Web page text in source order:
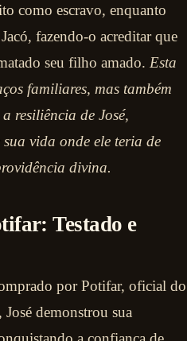
como escravo, enquanto
fazendo-o acreditar que
seu filho amado. Esta
familiares, mas também
resiliência de José,
vida onde ele teria de
divina.
Testado e
por Potifar, oficial do
demonstrou sua